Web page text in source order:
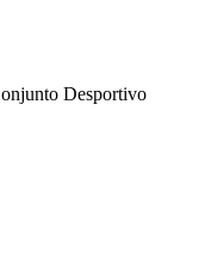
Desportivo